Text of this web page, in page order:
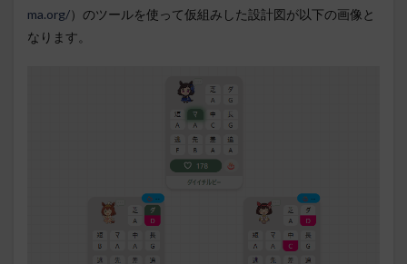
ma.org/）のツールを使って仮組みした設計図が以下の画像と
なります。